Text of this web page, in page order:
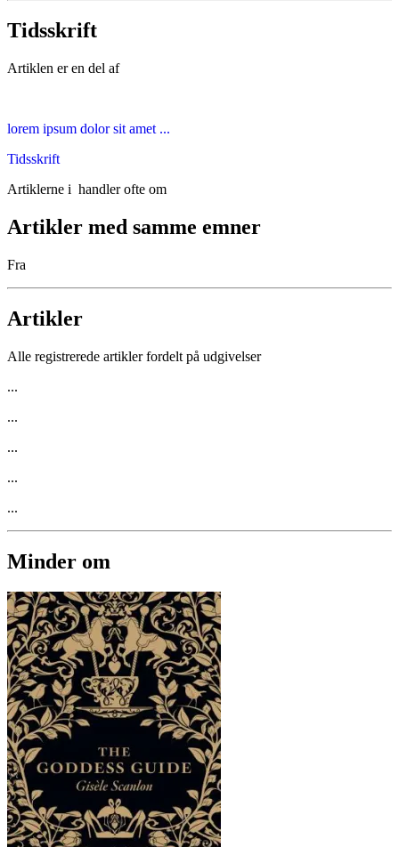
Tidsskrift
Artiklen er en del af
lorem ipsum dolor sit amet ...
Tidsskrift
Artiklerne i handler ofte om
Artikler med samme emner
Fra
Artikler
Alle registrerede artikler fordelt på udgivelser
...
...
...
...
...
Minder om